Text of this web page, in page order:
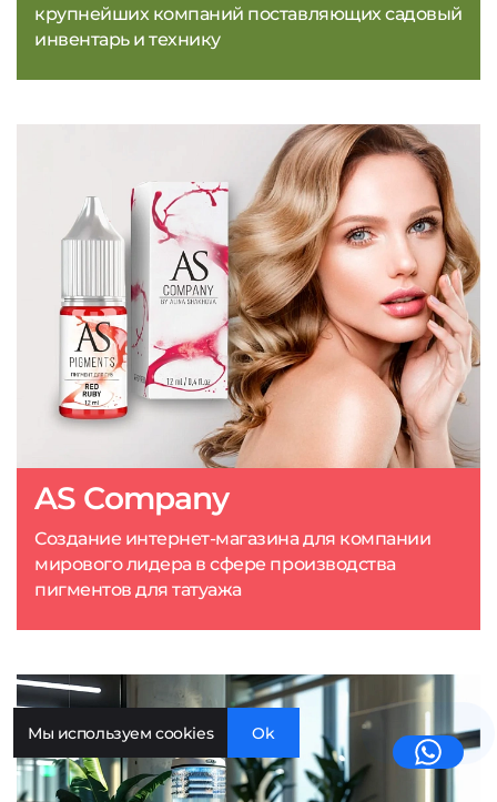
AS Company
Создание интернет-магазина для компании
мирового лидера в сфере производства
пигментов для татуажа
крупнейших компаний поставляющих садовый
инвентарь и технику
Мы используем cookies Ok